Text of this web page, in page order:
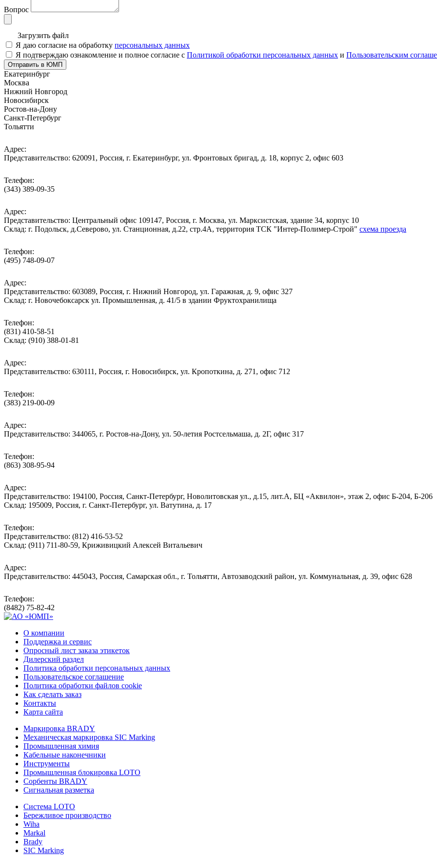
Вопрос
Загрузить файл
Я даю согласие на обработку персональных данных
Я подтверждаю ознакомление и полное согласие с Политикой обработки персональных данных и Пользовательским
Отправить в ЮМП
Екатеринбург
Москва
Нижний Новгород
Новосибирск
Ростов-на-Дону
Санкт-Петербург
Тольятти
Адрес:
Представительство: 620091, Россия, г. Екатеринбург, ул. Фронтовых бригад, д. 18, корпус 2, офис 603
Телефон:
(343) 389-09-35
Адрес:
Представительство: Центральный офис 109147, Россия, г. Москва, ул. Марксистская, здание 34, корпус 10
Cклад: г. Подольск, д.Северово, ул. Станционная, д.22, стр.4А, территория ТСК "Интер-Полимер-Строй" схема проезда
Телефон:
(495) 748-09-07
Адрес:
Представительство: 603089, Россия, г. Нижний Новгород, ул. Гаражная, д. 9, офис 327
Склад: г. Новочебоксарск ул. Промышленная, д. 41/5 в здании Фруктохранилища
Телефон:
(831) 410-58-51
Склад: (910) 388-01-81
Адрес:
Представительство: 630111, Россия, г. Новосибирск, ул. Кропоткина, д. 271, офис 712
Телефон:
(383) 219-00-09
Адрес:
Представительство: 344065, г. Ростов-на-Дону, ул. 50-летия Ростсельмаша, д. 2Г, офис 317
Телефон:
(863) 308-95-94
Адрес:
Представительство: 194100, Россия, Санкт-Петербург, Новолитовская ул., д.15, лит.А, БЦ «Аквилон», этаж 2, офис Б-204, Б-206
Склад: 195009, Россия, г. Санкт-Петербург, ул. Ватутина, д. 17
Телефон:
Представительство: (812) 416-53-52
Склад: (911) 711-80-59, Криживицкий Алексей Витальевич
Адрес:
Представительство: 445043, Россия, Самарская обл., г. Тольятти, Автозаводский район, ул. Коммунальная, д. 39, офис 628
Телефон:
(8482) 75-82-42
О компании
Поддержка и сервис
Опросный лист заказа этикеток
Дилерский раздел
Политика обработки персональных данных
Пользовательское соглашение
Политика обработки файлов cookie
Как сделать заказ
Контакты
Карта сайта
Маркировка BRADY
Механическая маркировка SIC Marking
Промышленная химия
Кабельные наконечники
Инструменты
Промышленная блокировка LOTO
Сорбенты BRADY
Сигнальная разметка
Система LOTO
Бережливое производство
Wiha
Markal
Brady
SIC Marking